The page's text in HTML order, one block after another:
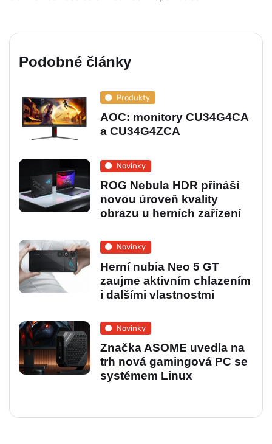
Podobné články
Produkty
AOC: monitory CU34G4CA
a CU34G4ZCA
Novinky
ROG Nebula HDR přináší
novou úroveň kvality
obrazu u herních zařízení
Novinky
Herní nubia Neo 5 GT
zaujme aktivním chlazením
i dalšími vlastnostmi
Novinky
Značka ASOME uvedla na
trh nová gamingová PC se
systémem Linux